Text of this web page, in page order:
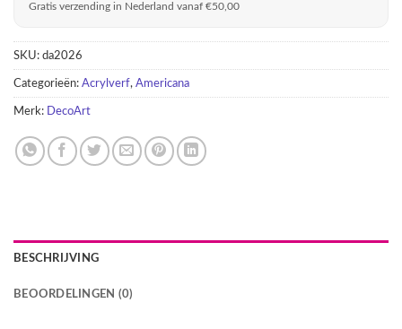
Gratis verzending in Nederland vanaf €50,00
SKU: da2026
Categorieën: Acrylverf, Americana
Merk: DecoArt
BESCHRIJVING
BEOORDELINGEN (0)